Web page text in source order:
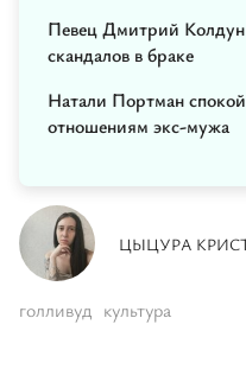
Певец Дмитрий Колдун
скандалов в браке
Натали Портман
отношениям экс-мужа
ЦЫЦУРА
голливуд культура